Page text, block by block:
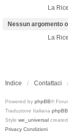
La
Nessun argomento
La
Indice Contattaci
Powered by phpBB®
Traduzione Italiana
Style we_universal
Privacy Condizioni